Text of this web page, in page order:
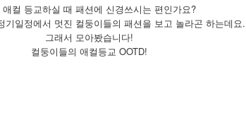
애컬 등교하실 때 패션에 신경쓰시는 편인가요?
기일정에서 멋진 컬둥이들의 패션을 보고 놀라곤 하는데요.
그래서 모아봤습니다!
컬둥이들의 애컬등교 OOTD!